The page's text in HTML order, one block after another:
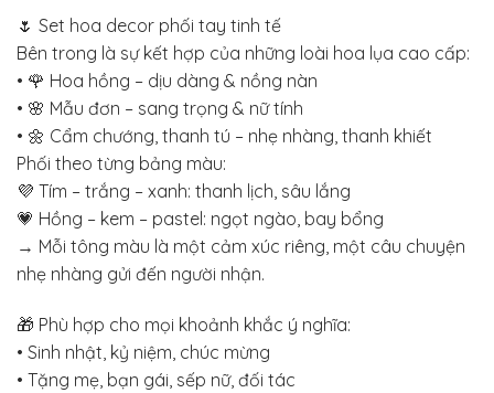
🌷 Set hoa decor phối tay tinh tế
Bên trong là sự kết hợp của những loài hoa lụa cao cấp:
• 🌹 Hoa hồng – dịu dàng & nồng nàn
• 🌸 Mẫu đơn – sang trọng & nữ tính
• 🌼 Cẩm chướng, thanh tú – nhẹ nhàng, thanh khiết
Phối theo từng bảng màu:
💜 Tím – trắng – xanh: thanh lịch, sâu lắng
💗 Hồng – kem – pastel: ngọt ngào, bay bổng
→ Mỗi tông màu là một cảm xúc riêng, một câu chuyện
nhẹ nhàng gửi đến người nhận.
🎁 Phù hợp cho mọi khoảnh khắc ý nghĩa:
• Sinh nhật, kỷ niệm, chúc mừng
• Tặng mẹ, bạn gái, sếp nữ, đối tác